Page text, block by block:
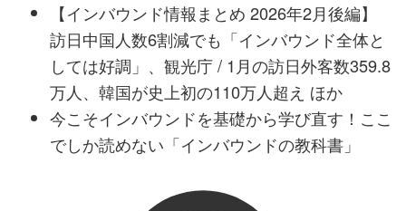
【インバウンド情報まとめ 2026年2月後編】
訪日中国人数6割減でも「インバウンド全体と
しては好調」、観光庁 / 1月の訪日外客数359.8
万人、韓国が史上初の110万人超え ほか
今こそインバウンドを基礎から学び直す！ここ
でしか読めない「インバウンドの教科書」